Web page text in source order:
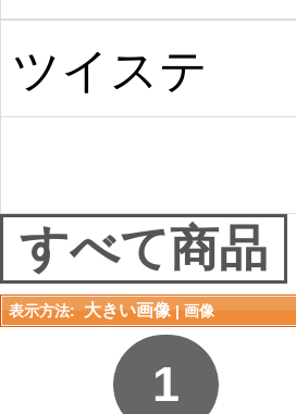
ビー
ツイステ
すべて商品
表示方法: 大きい画像 | 画像
1